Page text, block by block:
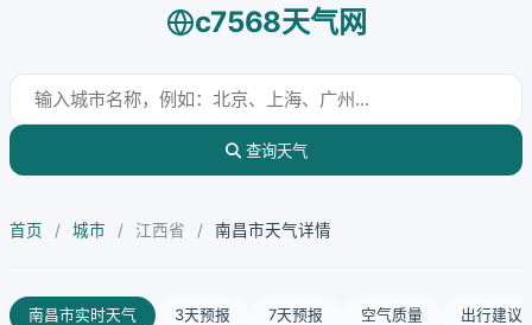
c7568天气网
查询天气
首页 / 城市 / 江西省 / 南昌市天气详情
南昌市实时天气 3天预报 7天预报 空气质量 出行建议